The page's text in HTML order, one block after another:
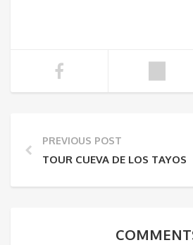
PREVIOUS POST
TOUR CUEVA DE LOS TAYOS